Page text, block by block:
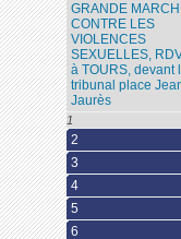
GRANDE
CONTRE LES
VIOLENCES
SEXUELLES,
à TOURS, devant
tribunal place
Jaurès
1
2
3
4
5
6